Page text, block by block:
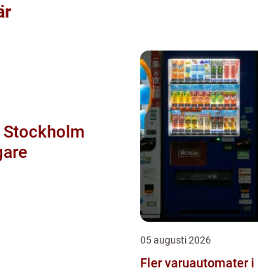
Stockholm
05 augusti 2026
Fler varuautomater i